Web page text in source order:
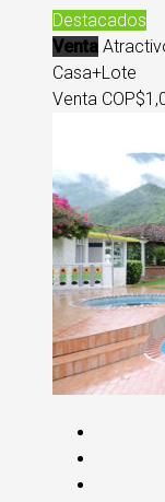
Destacados
Venta
Casa+Lote
Venta COP